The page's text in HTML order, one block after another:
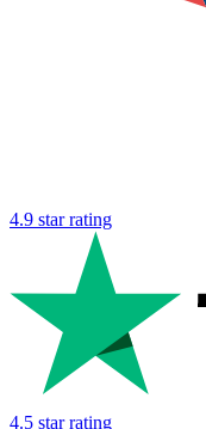
4.9 star rating
4.5 star rating